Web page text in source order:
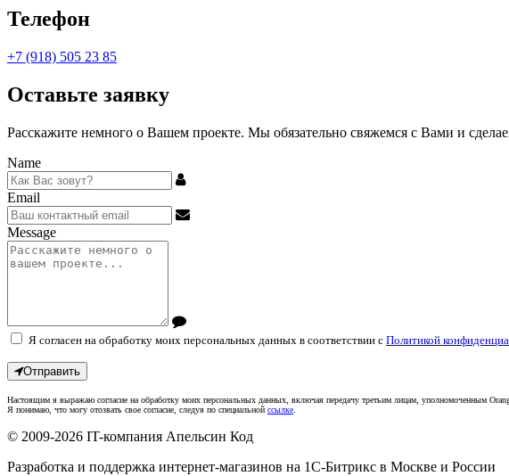
Телефон
+7 (918) 505 23 85
Оставьте заявку
Расскажите немного о Вашем проекте. Мы обязательно свяжемся с Вами и
Name
Email
Message
Я согласен на обработку моих персональных данных в соответствии с Политикой
Отправить
Настоящим я выражаю согласие на обработку моих персональных данных, включая передачу третьим лицам, уполномоченным
Я понимаю, что могу отозвать свое согласие, следуя по специальной ссылке
© 2009-2026 IT-компания Апельсин Код
Разработка и поддержка интернет-магазинов на 1С-Битрикс в Москве и России